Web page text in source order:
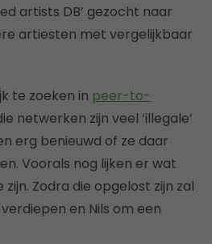
artists DB’ gezocht naar
artiesten met vergelijkbaar
te zoeken in peer-to-
netwerken zijn veel ‘illegale’
erg benieuwd of ze daar
Voorals nog lijken er wat
Zodra die opgelost zijn zal
en Nils om een